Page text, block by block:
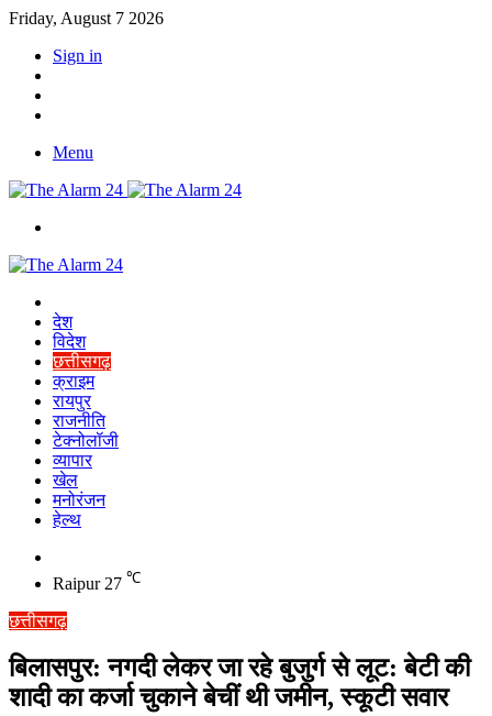
Friday, August 7 2026
Sign in
Menu
देश
विदेश
छत्तीसगढ़
क्राइम
रायपुर
राजनीति
टेक्नोलॉजी
व्यापार
खेल
मनोरंजन
हेल्थ
skin
Raipur 27 ℃
छत्तीसगढ़
बिलासपुर: नगदी लेकर जा रहे बुजुर्ग से लूट: बेटी की
शादी का कर्जा चुकाने बेचीं थी जमीन, स्कूटी सवार